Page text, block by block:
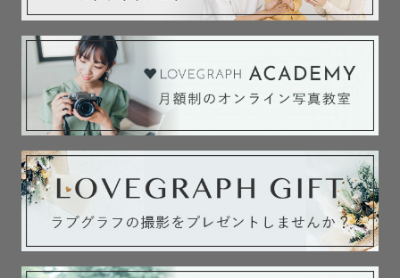
ご希望の方はご依頼の際コメント欄に
《小さなお子様へ》
・オオカミ ボンネット🐺 しっぽ付（グレー・4歳以上）
・ナナマリエ様のうさぎ型ヘッドドレス（水色・全年齢対